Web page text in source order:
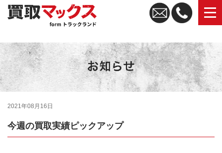
トラック買取なら買取マックス｜全国無料査定・高価買取
2021年08月16日
今週の買取実績ピックアップ